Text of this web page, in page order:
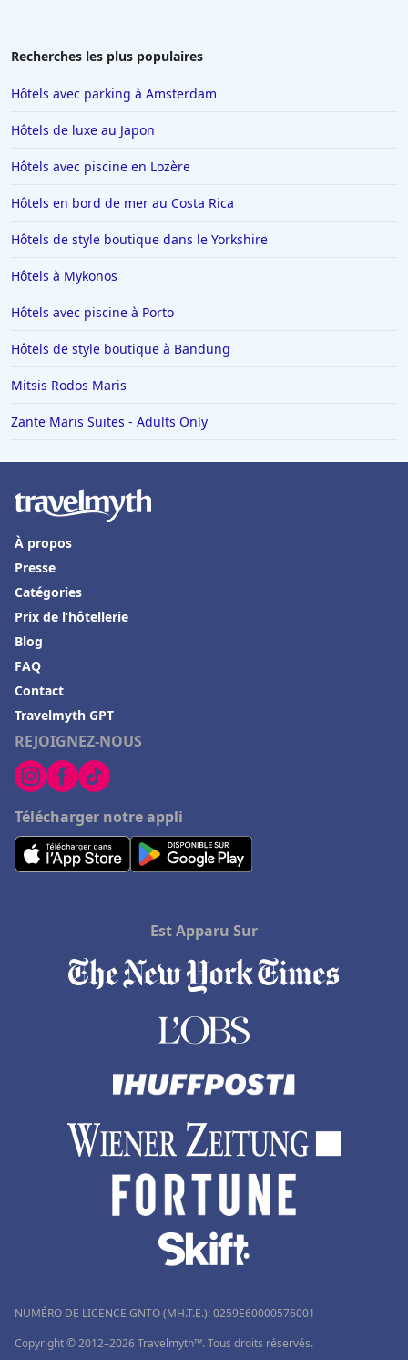
Recherches les plus populaires
Hôtels avec parking à Amsterdam
Hôtels de luxe au Japon
Hôtels avec piscine en Lozère
Hôtels en bord de mer au Costa Rica
Hôtels de style boutique dans le Yorkshire
Hôtels à Mykonos
Hôtels avec piscine à Porto
Hôtels de style boutique à Bandung
Mitsis Rodos Maris
Zante Maris Suites - Adults Only
REJOIGNEZ-NOUS
Télécharger notre appli
À propos
Presse
Catégories
Prix de l’hôtellerie
Blog
FAQ
Contact
Travelmyth GPT
Est Apparu Sur
NUMÉRO DE LICENCE GNTO (MH.T.E.): 0259Ε60000576001
Copyright © 2012–2026 Travelmyth™. Tous droits réservés.